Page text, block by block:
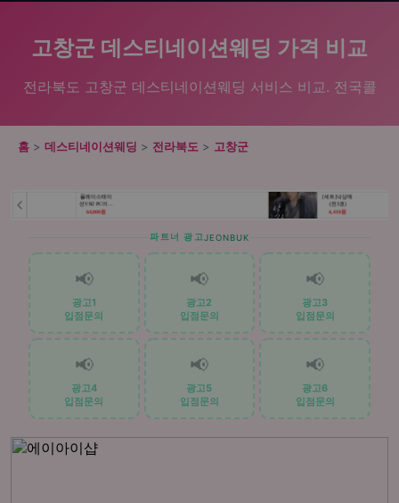
고창군 데스티네이션웨딩 가격 비교
전라북도 고창군 데스티네이션웨딩 서비스 비교. 전국콜
홈 > 데스티네이션웨딩 > 전라북도 > 고창군
파트너 광고JEONBUK
📢
광고1
입점문의
📢
광고2
입점문의
📢
광고3
입점문의
📢
광고4
입점문의
📢
광고5
입점문의
📢
광고6
입점문의